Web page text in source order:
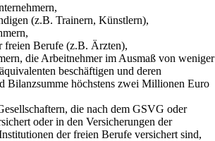
(z.B. Trainern, Künstlern),
freien Berufe (z.B. Ärzten),
die Arbeitnehmer im Ausmaß von weniger
beschäftigen und deren
Bilanzsumme höchstens zwei Millionen Euro
die nach dem GSVG oder
oder in den Versicherungen der
der freien Berufe versichert sind,